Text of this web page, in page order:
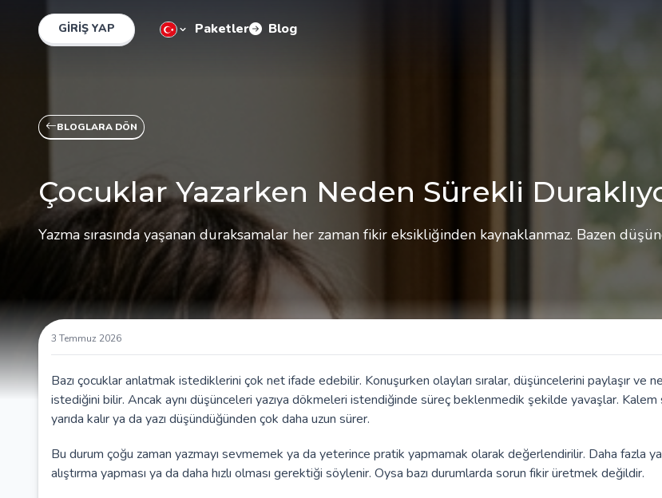
Paketler Blog
GIRIŞ YAP
BLOGLARA DÖN
Çocuklar Yazarken Neden Sürekli
Yazma sırasında yaşanan duraksamalar her zaman fikir eksikliğinden kaynaklanmaz. Bazen
3 Temmuz 2026
Bazı çocuklar anlatmak istediklerini çok net ifade edebilir. Konuşurken olayları sıralar, düşüncelerini paylaşır ve
istediğini bilir. Ancak aynı düşünceleri yazıya dökmeleri istendiğinde süreç beklenmedik şekilde yavaşlar. Kalem
yarıda kalır ya da yazı düşündüğünden çok daha uzun sürer.
Bu durum çoğu zaman yazmayı sevmemek ya da yeterince pratik yapmamak olarak değerlendirilir. Daha fazla
alıştırma yapması ya da daha hızlı olması gerektiği söylenir. Oysa bazı durumlarda sorun fikir üretmek değildir.